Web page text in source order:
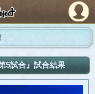
PandoraPartyProject
5試合』試合結果